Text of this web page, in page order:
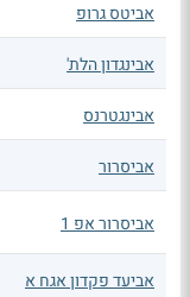
אביטס גרופ
אבינגדון הלת'
אבינגטרנס
אביסרור
אביסרור אפ 1
אביעד פקדון אגח א